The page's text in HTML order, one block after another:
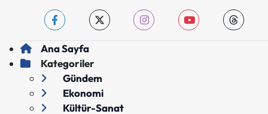
Ana Sayfa
Kategoriler
Gündem
Ekonomi
Kültür-Sanat